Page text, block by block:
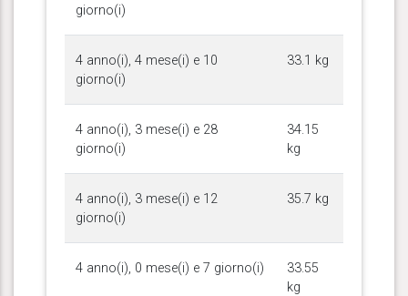
giorno(i)
4 anno(i), 4 mese(i) e 10
giorno(i)
33.1 kg
4 anno(i), 3 mese(i) e 28
giorno(i)
34.15
kg
4 anno(i), 3 mese(i) e 12
giorno(i)
35.7 kg
4 anno(i), 0 mese(i) e 7 giorno(i)
33.55
kg